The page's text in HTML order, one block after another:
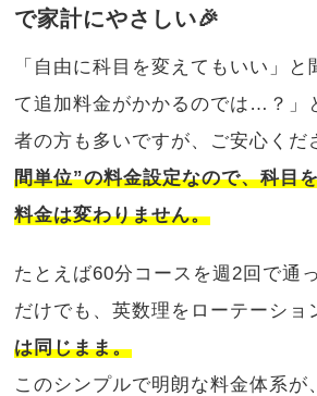
で家計にやさしい🎉
「自由に科目を変えてもいい」と
て追加料金がかかるのでは…？」
者の方も多いですが、ご安心くだ
間単位”の料金設定なので、科目
料金は変わりません。
たとえば60分コースを週2回で通
だけでも、英数理をローテーショ
は同じまま。
このシンプルで明朗な料金体系が